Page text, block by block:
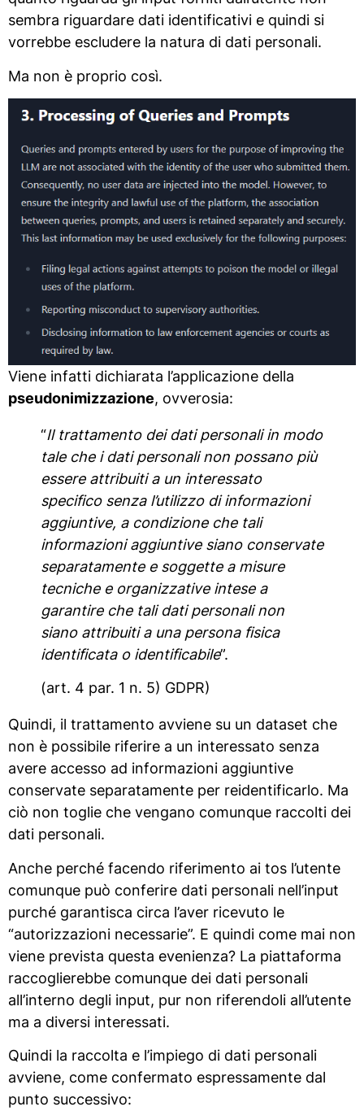
sembra riguardare dati identificativi e quindi si
vorrebbe escludere la natura di dati personali.
Ma non è proprio così.
Viene infatti dichiarata l’applicazione della
pseudonimizzazione, ovverosia:
“Il trattamento dei dati personali in modo
tale che i dati personali non possano più
essere attribuiti a un interessato
specifico senza l’utilizzo di informazioni
aggiuntive, a condizione che tali
informazioni aggiuntive siano conservate
separatamente e soggette a misure
tecniche e organizzative intese a
garantire che tali dati personali non
siano attribuiti a una persona fisica
identificata o identificabile”.
(art. 4 par. 1 n. 5) GDPR)
Quindi, il trattamento avviene su un dataset che
non è possibile riferire a un interessato senza
avere accesso ad informazioni aggiuntive
conservate separatamente per reidentificarlo. Ma
ciò non toglie che vengano comunque raccolti dei
dati personali.
Anche perché facendo riferimento ai tos l’utente
comunque può conferire dati personali nell’input
purché garantisca circa l’aver ricevuto le
“autorizzazioni necessarie”. E quindi come mai non
viene prevista questa evenienza? La piattaforma
raccoglierebbe comunque dei dati personali
all’interno degli input, pur non riferendoli all’utente
ma a diversi interessati.
Quindi la raccolta e l’impiego di dati personali
avviene, come confermato espressamente dal
punto successivo: